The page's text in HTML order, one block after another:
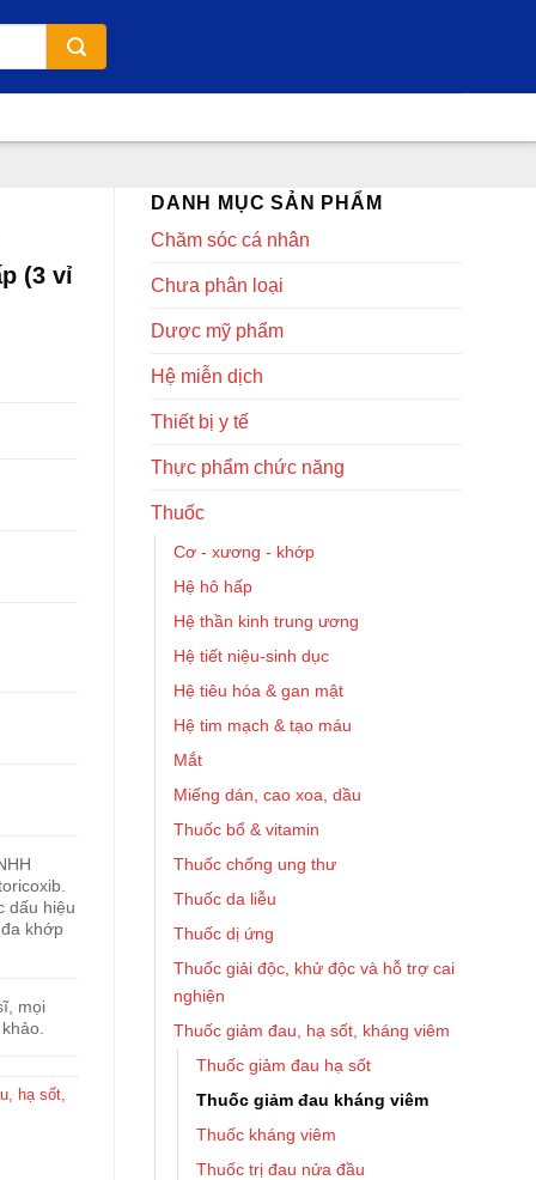
DANH MỤC SẢN PHẨM
Chăm sóc cá nhân
Chưa phân loại
Dược mỹ phẩm
Hệ miễn dịch
Thiết bị y tế
Thực phẩm chức năng
Thuốc
Cơ - xương - khớp
Hệ hô hấp
Hệ thần kinh trung ương
Hệ tiết niệu-sinh dục
Hệ tiêu hóa & gan mật
Hệ tim mạch & tạo máu
Mắt
Miếng dán, cao xoa, dầu
Thuốc bổ & vitamin
Thuốc chống ung thư
Thuốc da liễu
Thuốc dị ứng
Thuốc giải độc, khử độc và hỗ trợ cai
nghiện
Thuốc giảm đau, hạ sốt, kháng viêm
Thuốc giảm đau hạ sốt
Thuốc giảm đau kháng viêm
Thuốc kháng viêm
Thuốc trị đau nửa đầu
(3 vỉ
dấu hiệu
khớp
mọi
hạ sốt,